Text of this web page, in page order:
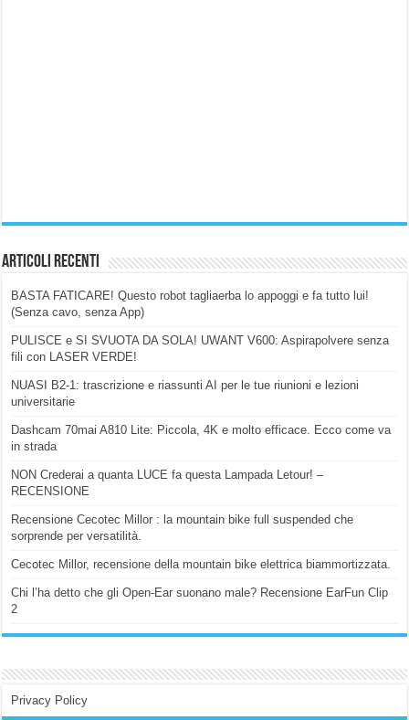
Articoli Recenti
BASTA FATICARE! Questo robot tagliaerba lo appoggi e fa tutto lui!
(Senza cavo, senza App)
PULISCE e SI SVUOTA DA SOLA! UWANT V600: Aspirapolvere senza
fili con LASER VERDE!
NUASI B2-1: trascrizione e riassunti AI per le tue riunioni e lezioni
universitarie
Dashcam 70mai A810 Lite: Piccola, 4K e molto efficace. Ecco come va
in strada
NON Crederai a quanta LUCE fa questa Lampada Letour! –
RECENSIONE
Recensione Cecotec Millor : la mountain bike full suspended che
sorprende per versatilità.
Cecotec Millor, recensione della mountain bike elettrica biammortizzata.
Chi l’ha detto che gli Open-Ear suonano male? Recensione EarFun Clip
2
Privacy Policy